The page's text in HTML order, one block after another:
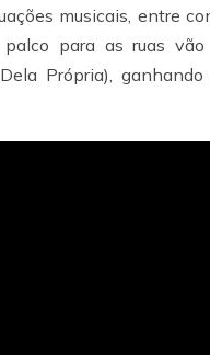
musicais, entre
para as ruas
Própria),